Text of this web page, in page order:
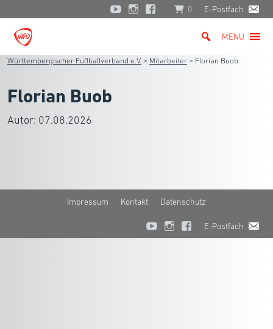
0 E-Postfach
MENU
Württembergischer Fußballverband e.V. > Mitarbeiter > Florian Buob
Florian Buob
Autor: 07.08.2026
Impressum Kontakt Datenschutz
E-Postfach